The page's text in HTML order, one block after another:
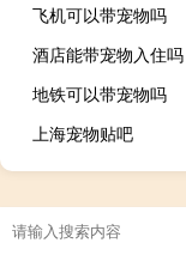
飞机可以带宠物吗
酒店能带宠物入住吗
地铁可以带宠物吗
上海宠物贴吧